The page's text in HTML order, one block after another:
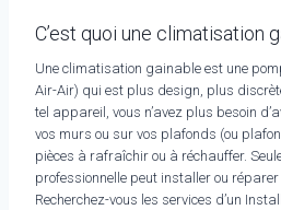
C’est quoi une climatisation
Une climatisation gainable est une
Air-Air) qui est plus design, plus
tel appareil, vous n’avez plus besoin
vos murs ou sur vos plafonds (ou
pièces à rafraîchir ou à réchauffer.
professionnelle peut installer ou réparer
Recherchez-vous les services d’un